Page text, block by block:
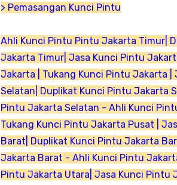
> Pemasangan Kunci Pintu
Ahli Kunci Pintu Pintu Jakarta Timur|
Jakarta Timur| Jasa Kunci Pintu
Jakarta | Tukang Kunci Pintu Jakarta
Selatan| Duplikat Kunci Pintu Jakarta
Pintu Jakarta Selatan - Ahli Kunci
Tukang Kunci Pintu Jakarta Pusat |
Barat| Duplikat Kunci Pintu Jakarta
Jakarta Barat - Ahli Kunci Pintu
Pintu Jakarta Utara| Jasa Kunci Pintu